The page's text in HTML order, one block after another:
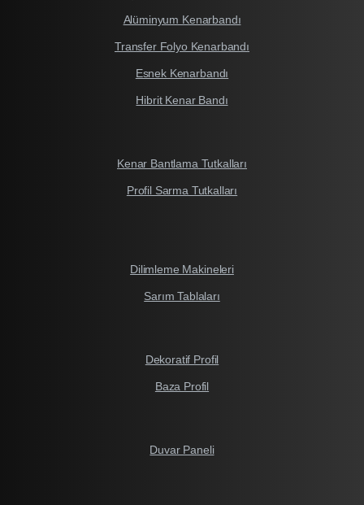
Alüminyum Kenarbandı
Transfer Folyo Kenarbandı
Esnek Kenarbandı
Hibrit Kenar Bandı
Kenar Bantlama Tutkalları
Profil Sarma Tutkalları
Dilimleme Makineleri
Sarım Tablaları
Dekoratif Profil
Baza Profil
Duvar Paneli